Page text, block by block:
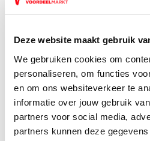
Deze website maakt gebruik
We gebruiken cookies om
personaliseren, om functies
en om ons websiteverkeer te
informatie over jouw gebruik
partners voor social media,
partners kunnen deze
Pincode vergeten
Persoonlijk KIK-account
951 ml